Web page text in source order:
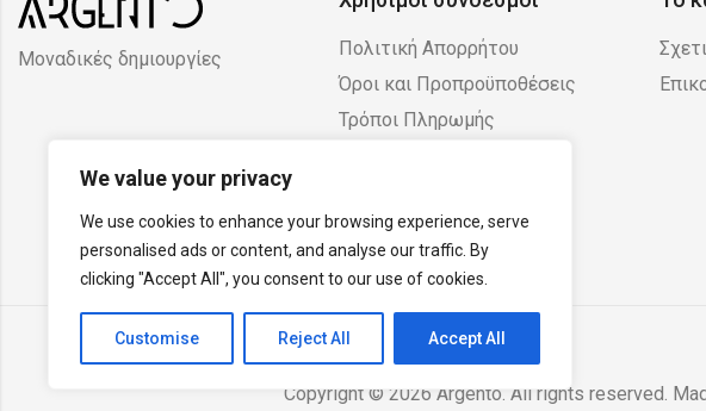
We value your privacy
We use cookies to enhance your browsing experience, serve
personalised ads or content, and analyse our traffic. By
clicking "Accept All", you consent to our use of cookies.
Customise Reject All Accept All
Μοναδικές δημιουργίες
Πολιτική Απορρήτου
Όροι και Προπροϋποθέσεις
Τρόποι Πληρωμής
Copyright © 2026 Argento. All rights reserved.